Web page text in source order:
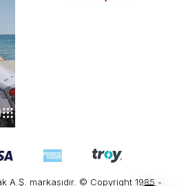
A.Ş. markasıdır. © Copyright 1985 -